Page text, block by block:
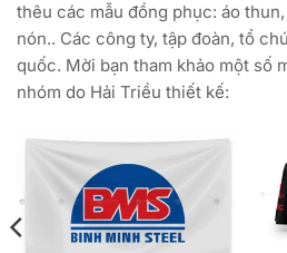
thêu các mẫu đồng phục: áo
nón.. Các công ty, tập đoàn, tổ
quốc. Mời bạn tham khảo một số
nhóm do Hải Triều thiết kế: